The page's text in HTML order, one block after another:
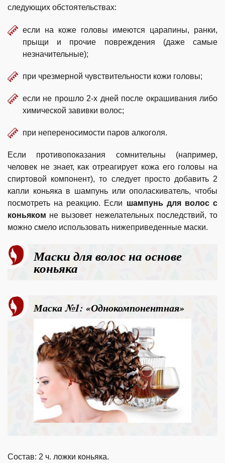
следующих обстоятельствах:
если на коже головы имеются царапины, ранки,
прыщи и прочие повреждения (даже самые
незначительные);
при чрезмерной чувствительности кожи головы;
если не прошло 2-х дней после окрашивания либо
химической завивки волос;
при непереносимости паров алкоголя.
Если противопоказания сомнительны (например,
человек не знает, как отреагирует кожа его головы на
спиртовой компонент), то следует просто добавить 2
капли коньяка в шампунь или ополаскиватель, чтобы
посмотреть на реакцию. Если шампунь для волос с
коньяком не вызовет нежелательных последствий, то
можно смело использовать нижеприведенные маски.
Маски для волос на основе
коньяка
Маска №1: «Однокомпонентная»
Состав: 2 ч. ложки коньяка.